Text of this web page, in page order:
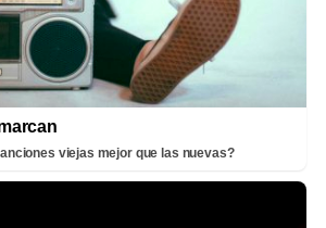
viejas mejor que las nuevas?